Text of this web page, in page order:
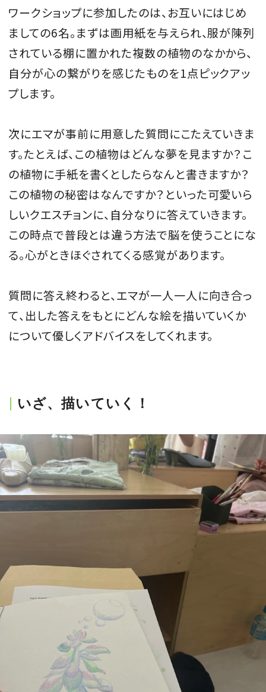
ワークショップに参加したのは、お互いにはじめ
ましての6名。まずは画用紙を与えられ、服が陳列
されている棚に置かれた複数の植物のなかから、
自分が心の繋がりを感じたものを1点ピックアッ
プします。
次にエマが事前に用意した質問にこたえていきま
す。たとえば、この植物はどんな夢を見ますか？こ
の植物に手紙を書くとしたらなんと書きますか？
この植物の秘密はなんですか？といった可愛いら
しいクエスチョンに、自分なりに答えていきます。
この時点で普段とは違う方法で脳を使うことにな
る。心がときほぐされてくる感覚があります。
質問に答え終わると、エマが一人一人に向き合っ
て、出した答えをもとにどんな絵を描いていくか
について優しくアドバイスをしてくれます。
いざ、描いていく！